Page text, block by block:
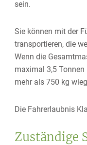
sein.
Sie können mit der
transportieren, die
Wenn die
maximal 3,5
mehr als 750 kg
Die Fahrerlaubnis
Zuständige